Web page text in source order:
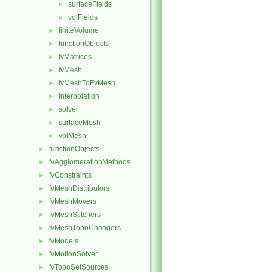
► surfaceFields
► volFields
► finiteVolume
► functionObjects
► fvMatrices
► fvMesh
► fvMeshToFvMesh
► interpolation
► solver
► surfaceMesh
► volMesh
► functionObjects
► fvAgglomerationMethods
► fvConstraints
► fvMeshDistributors
► fvMeshMovers
► fvMeshStitchers
► fvMeshTopoChangers
► fvModels
► fvMotionSolver
► fvTopoSetSources